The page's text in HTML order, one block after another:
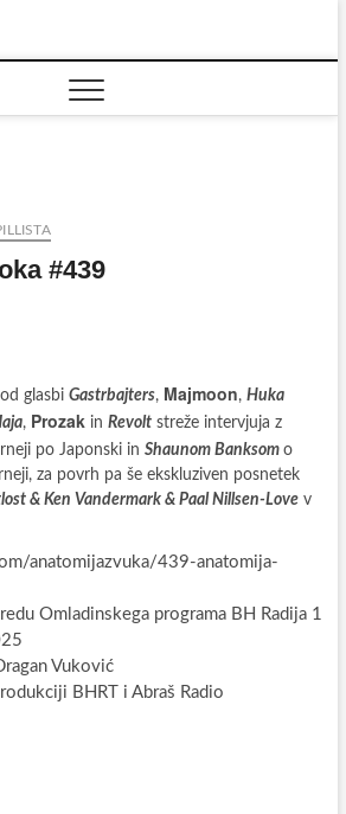
#439
glasbi Gastrbajters, Majmoon, Huka
, Prozakin Revoltstreže intervjuja z
po Japonski in Shaunom Banksom o
za povrh pa še ekskluziven posnetek
& Ken Vandermark & Paal Nillsen-Lovev
anatomijazvuka/439-anatomija-
Omladinskega programa BH Radija 1
Vuković
BHRT i Abraš Radio